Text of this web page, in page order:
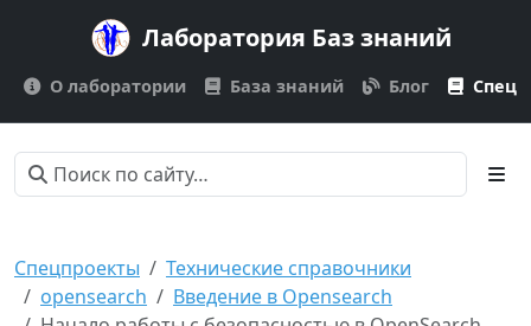
Лаборатория Баз знаний
О лаборатории База знаний Блог
Спецпроекты
Технические справочники
opensearch
Введение в Opensearch